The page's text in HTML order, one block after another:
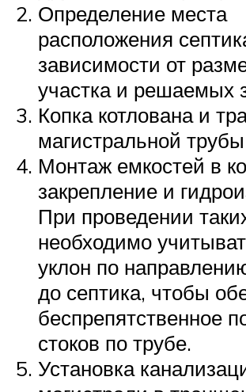
Определение места
расположения
зависимости от
участка и решаемых
Копка котлована и
магистральной
Монтаж емкостей в
закрепление и
При проведении
необходимо
уклон по
до септика, чтобы
беспрепятственное
стоков по трубе.
Установка